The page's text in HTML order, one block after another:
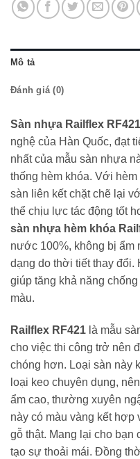
Mô tả
Đánh giá (0)
Sàn nhựa Railflex RF421
nghệ của Hàn Quốc, đạt
nhất của mẫu sàn nhựa
thống hèm khóa. Với
sàn liên kết chặt chẽ lại
thể chịu lực tác động tốt
sàn nhựa hèm khóa
nước 100%, không bị ẩm
dạng do thời tiết thay
giúp tăng khả năng
màu.
Railflex RF421 là mẫu
cho việc thi công trở nên
chóng hơn. Loại sàn này
loại keo chuyên dụng,
ẩm cao, thường xuyên
này có màu vàng kết
gỗ thật. Mang lại cho bạn
tạo sự thoải mái. Đồng